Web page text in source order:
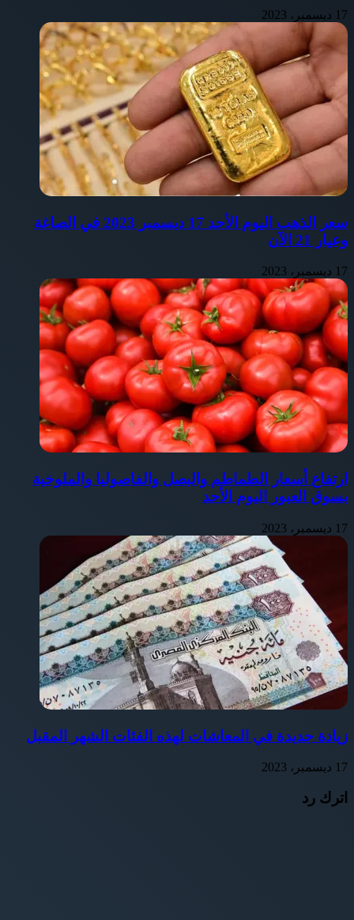
17 ديسمبر، 2023
سعر الذهب اليوم الأحد 17 ديسمبر 2023 في الصاغة
وعيار 21 الآن
17 ديسمبر، 2023
ارتفاع أسعار الطماطم والبصل والفاصوليا والملوخية
بسوق العبور اليوم الأحد
17 ديسمبر، 2023
زيادة جديدة في المعاشات لهذه الفئات الشهر المقبل
17 ديسمبر، 2023
اترك رد